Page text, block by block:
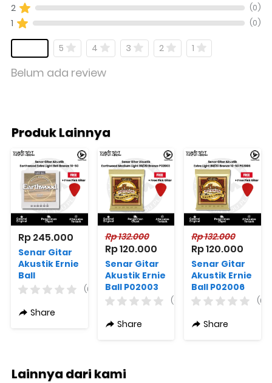
2 (0)
1 (0)
5 4 3 2 1
Belum ada review
Produk Lainnya
Rp 245.000
Senar Gitar
Akustik Ernie
Ball
Earthwood
Bell Bronze
(0)
Share
Rp 132.000
Rp 120.000
Senar Gitar
Akustik Ernie
Ball P02003
Earthwood
Light 80/20
(0)
Share
Rp 132.000
Rp 120.000
Senar Gitar
Akustik Ernie
Ball P02006
Earthwood
80/20 Bronze
(0)
Share
Lainnya dari kami